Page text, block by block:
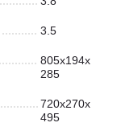
3.5
805х194х
285
720х270х
495